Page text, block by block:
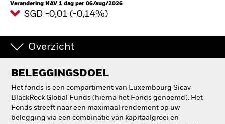
Verandering NAV 1 dag per 06/aug/2026
SGD -0,01 (-0,14%)
Overzicht
BELEGGINGSDOEL
Het fonds is een compartiment van Luxembourg Sicav
BlackRock Global Funds (hierna het Fonds genoemd). Het
Fonds streeft naar een maximaal rendement op uw
belegging via een combinatie van kapitaalgroei en